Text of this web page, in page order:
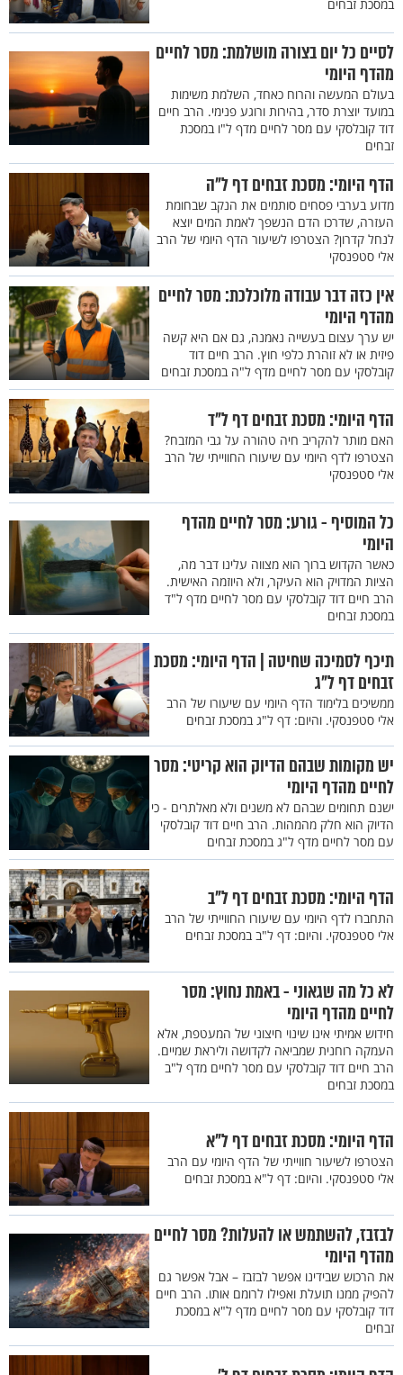
במסכת זבחים
לסיים כל יום בצורה מושלמת: מסר לחיים
מהדף היומי
בעולם המעשה והרוח כאחד, השלמת משימות
במועד יוצרת סדר, בהירות ורוגע פנימי. הרב חיים
דוד קובלסקי עם מסר לחיים מדף ל"ו במסכת
זבחים
הדף היומי: מסכת זבחים דף ל"ה
מדוע בערבי פסחים סותמים את הנקב שבחומת
העזרה, שדרכו הדם הנשפך לאמת המים יוצא
לנחל קדרון? הצטרפו לשיעור הדף היומי של הרב
אלי סטפנסקי
אין כזה דבר עבודה מלוכלכת: מסר לחיים
מהדף היומי
יש ערך עצום בעשייה נאמנה, גם אם היא קשה
פיזית או לא זוהרת כלפי חוץ. הרב חיים דוד
קובלסקי עם מסר לחיים מדף ל"ה במסכת זבחים
הדף היומי: מסכת זבחים דף ל"ד
האם מותר להקריב חיה טהורה על גבי המזבח?
הצטרפו לדף היומי עם שיעורו החווייתי של הרב
אלי סטפנסקי
כל המוסיף - גורע: מסר לחיים מהדף
היומי
כאשר הקדוש ברוך הוא מצווה עלינו דבר מה,
הציות המדויק הוא העיקר, ולא היוזמה האישית.
הרב חיים דוד קובלסקי עם מסר לחיים מדף ל"ד
במסכת זבחים
תיכף לסמיכה שחיטה | הדף היומי: מסכת
זבחים דף ל"ג
ממשיכים בלימוד הדף היומי עם שיעורו של הרב
אלי סטפנסקי. והיום: דף ל"ג במסכת זבחים
יש מקומות שבהם הדיוק הוא קריטי: מסר
לחיים מהדף היומי
ישנם תחומים שבהם לא משנים ולא מאלתרים - כי
הדיוק הוא חלק מהמהות. הרב חיים דוד קובלסקי
עם מסר לחיים מדף ל"ג במסכת זבחים
הדף היומי: מסכת זבחים דף ל"ב
התחברו לדף היומי עם שיעורו החווייתי של הרב
אלי סטפנסקי. והיום: דף ל"ב במסכת זבחים
לא כל מה שגאוני - באמת נחוץ: מסר
לחיים מהדף היומי
חידוש אמיתי אינו שינוי חיצוני של המעטפת, אלא
העמקה רוחנית שמביאה לקדושה וליראת שמיים.
הרב חיים דוד קובלסקי עם מסר לחיים מדף ל"ב
במסכת זבחים
הדף היומי: מסכת זבחים דף ל"א
הצטרפו לשיעור חווייתי של הדף היומי עם הרב
אלי סטפנסקי. והיום: דף ל"א במסכת זבחים
לבזבז, להשתמש או להעלות? מסר לחיים
מהדף היומי
את הרכוש שבידינו אפשר לבזבז – אבל אפשר גם
להפיק ממנו תועלת ואפילו לרומם אותו. הרב חיים
דוד קובלסקי עם מסר לחיים מדף ל"א במסכת
זבחים